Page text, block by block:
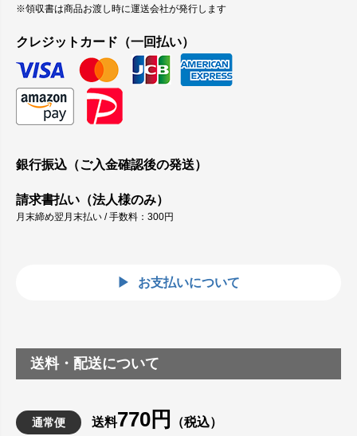
※領収書は商品お渡し時に運送会社が発行します
クレジットカード（一回払い）
銀行振込（ご入金確認後の発送）
請求書払い（法人様のみ）
月末締め翌月末払い / 手数料：300円
お支払いについて
送料・配送について
通常便 送料770円 （税込）